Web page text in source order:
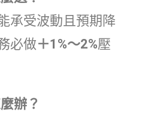
承受波動且預期降
必做＋1%～2%壓
辦？